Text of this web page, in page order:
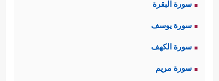
سورة البقرة
سورة يوسف
سورة الكهف
سورة مريم